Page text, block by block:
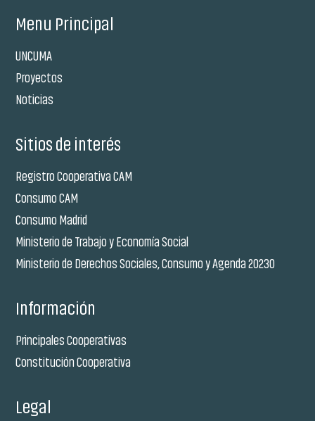
Menu Principal
UNCUMA
Proyectos
Noticias
Sitios de interés
Registro Cooperativa CAM
Consumo CAM
Consumo Madrid
Ministerio de Trabajo y Economía Social
Ministerio de Derechos Sociales, Consumo y Agenda 20230
Información
Principales Cooperativas
Constitución Cooperativa
Legal